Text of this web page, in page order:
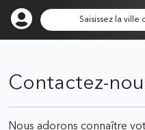
Saisissez la ville
Contactez-
Nous adorons connaître